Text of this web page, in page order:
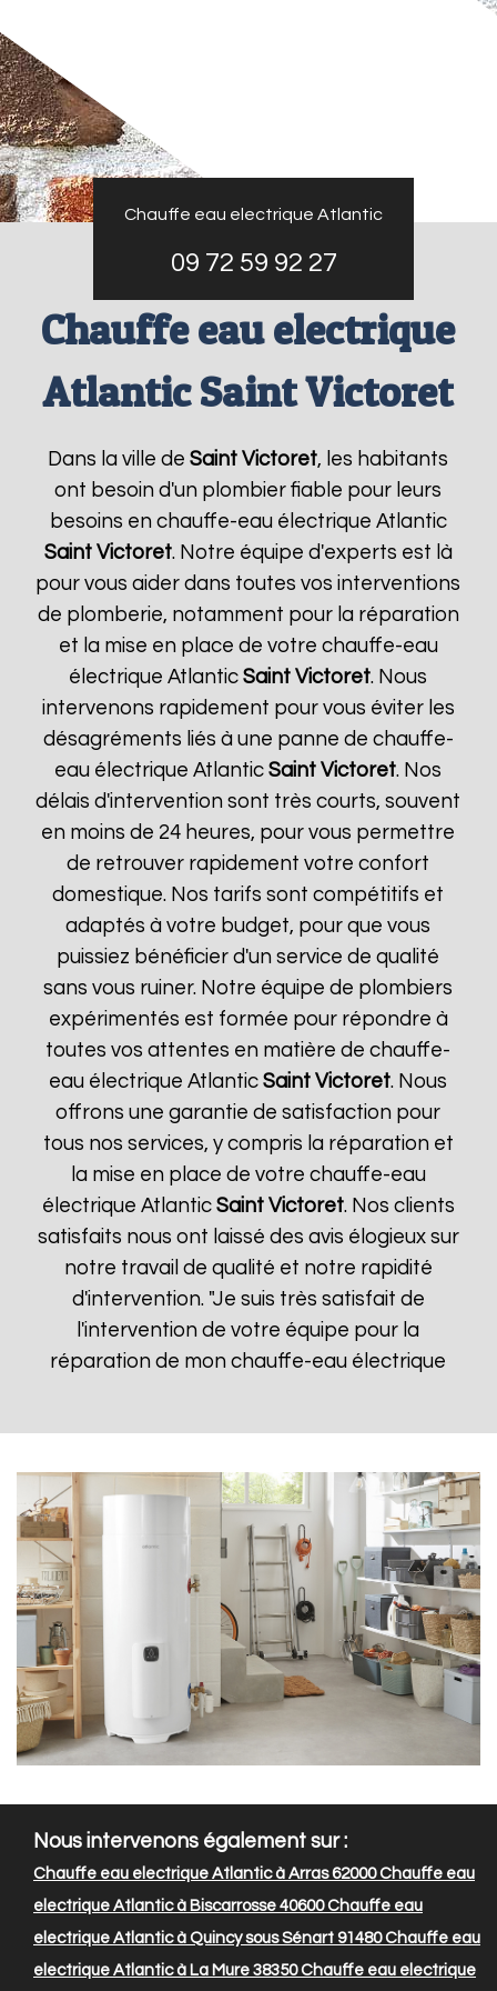
Chauffe eau electrique Atlantic
09 72 59 92 27
Chauffe eau electrique
Atlantic Saint Victoret
Dans la ville deSaint Victoret, les habitants
ont besoin d'un plombier fiable pour leurs
besoins en chauffe-eau électrique Atlantic
Saint Victoret. Notre équipe d'experts est là
pour vous aider dans toutes vos interventions
de plomberie, notamment pour la réparation
et la mise en place de votre chauffe-eau
électrique AtlanticSaint Victoret. Nous
intervenons rapidement pour vous éviter les
désagréments liés à une panne de chauffe-
eau électrique AtlanticSaint Victoret. Nos
délais d'intervention sont très courts, souvent
en moins de 24 heures, pour vous permettre
de retrouver rapidement votre confort
domestique. Nos tarifs sont compétitifs et
adaptés à votre budget, pour que vous
puissiez bénéficier d'un service de qualité
sans vous ruiner. Notre équipe de plombiers
expérimentés est formée pour répondre à
toutes vos attentes en matière de chauffe-
eau électrique AtlanticSaint Victoret. Nous
offrons une garantie de satisfaction pour
tous nos services, y compris la réparation et
la mise en place de votre chauffe-eau
électrique Atlantic Saint Victoret. Nos clients
satisfaits nous ont laissé des avis élogieux sur
notre travail de qualité et notre rapidité
d'intervention. "Je suis très satisfait de
l'intervention de votre équipe pour la
réparation de mon chauffe-eau électrique
Nous intervenons également sur :
Chauffe eau electrique Atlantic à Arras 62000Chauffe eau
electrique Atlantic à Biscarrosse 40600Chauffe eau
electrique Atlantic à Quincy sous Sénart 91480Chauffe eau
electrique Atlantic à La Mure 38350Chauffe eau electrique